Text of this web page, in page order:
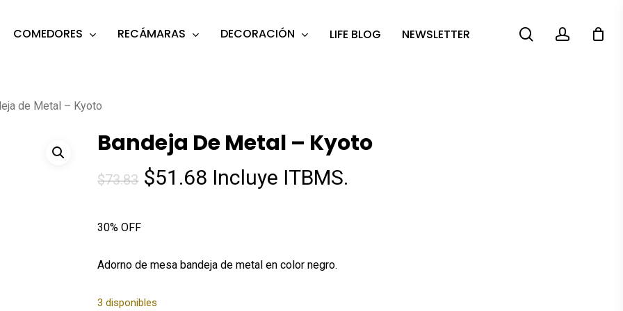
COMEDORES RECÁMARAS DECORACIÓN LIFE BLOG NEWSLETTER searchaccount
de Metal – Kyoto
Bandeja De Metal – Kyoto
$73.83 El
$73.83.
$51.68 El
$51.68.
Incluye ITBMS.
30% OFF
Adorno de mesa bandeja de metal en color negro.
3 disponibles